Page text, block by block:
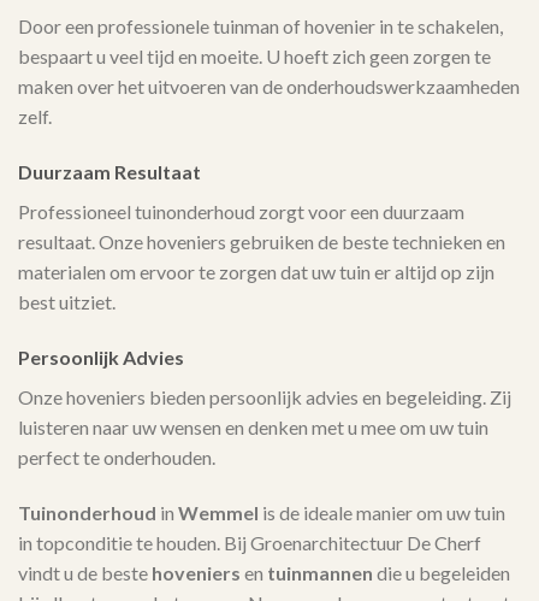
Door een professionele tuinman of hovenier in te schakelen,
bespaart u veel tijd en moeite. U hoeft zich geen zorgen te
maken over het uitvoeren van de onderhoudswerkzaamheden
zelf.
Duurzaam Resultaat
Professioneel tuinonderhoud zorgt voor een duurzaam
resultaat. Onze hoveniers gebruiken de beste technieken en
materialen om ervoor te zorgen dat uw tuin er altijd op zijn
best uitziet.
Persoonlijk Advies
Onze hoveniers bieden persoonlijk advies en begeleiding. Zij
luisteren naar uw wensen en denken met u mee om uw tuin
perfect te onderhouden.
Tuinonderhoud in Wemmel is de ideale manier om uw tuin
in topconditie te houden. Bij Groenarchitectuur De Cherf
vindt u de beste hoveniers en tuinmannen die u begeleiden